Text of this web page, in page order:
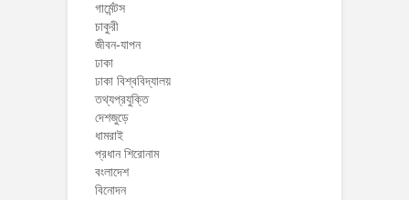
গার্মেন্টস
চাকুরী
জীবন-যাপন
ঢাকা
ঢাকা বিশ্ববিদ্যালয়
তথ্যপ্রযুক্তি
দেশজুড়ে
ধামরাই
প্রধান শিরোনাম
বংলাদেশ
বিনোদন